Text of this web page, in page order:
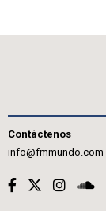
Contáctenos
info@fmmundo.com